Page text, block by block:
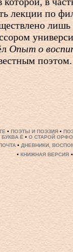
лекции по
Опыт о
поэтом.